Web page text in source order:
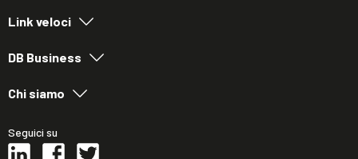
Link veloci
DB Business
Chi siamo
Seguici su